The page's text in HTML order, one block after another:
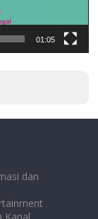
01:05
dan